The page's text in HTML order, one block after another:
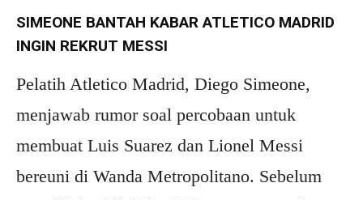
SIMEONE BANTAH KABAR ATLETICO MADRID
INGIN REKRUT MESSI
Pelatih Atletico Madrid, Diego Simeone,
menjawab rumor soal percobaan untuk
membuat Luis Suarez dan Lionel Messi
bereuni di Wanda Metropolitano. Sebelum